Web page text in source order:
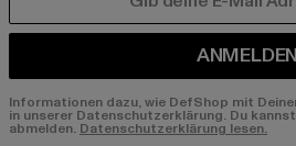
ANMELDEN
Informationen dazu, wie DefShop mit
in unserer Datenschutzerklärung. Du
abmelden. Datenschutzerklärung lesen.